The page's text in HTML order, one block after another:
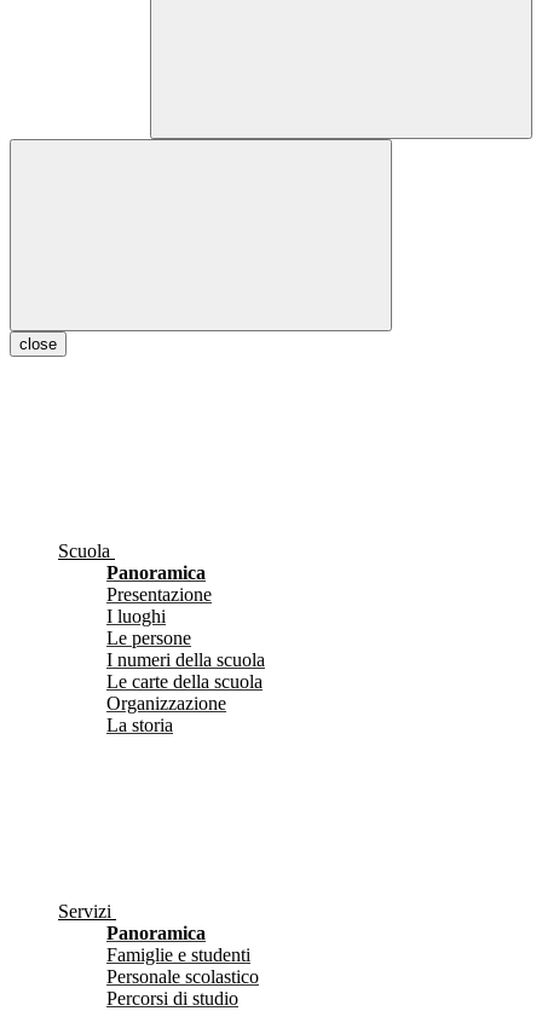
close
Scuola
Panoramica
Presentazione
I luoghi
Le persone
I numeri della scuola
Le carte della scuola
Organizzazione
La storia
Servizi
Panoramica
Famiglie e studenti
Personale scolastico
Percorsi di studio